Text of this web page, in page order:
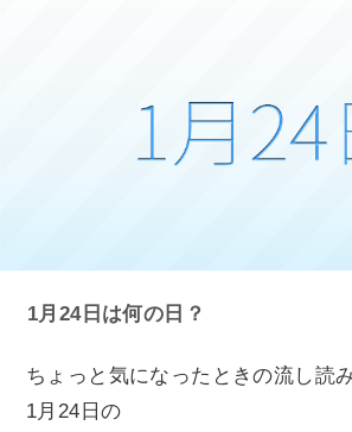
1月24日は何の日？
ちょっと気になったときの流し読
1月24日の